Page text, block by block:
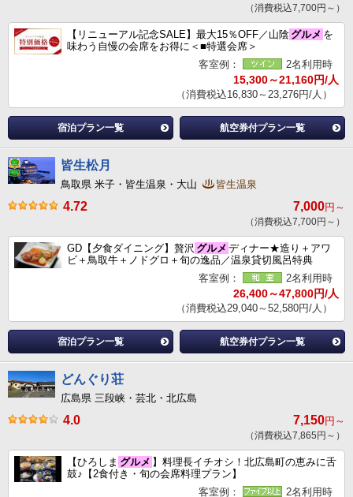
（消費税込7,700円～）
【リニューアル記念SALE】最大15％OFF／山陰 グルメ を
味わう自慢の会席をお得に＜■特選会席＞
客室例：
2名利用時
15,300～21,160円/人
（消費税込16,830～23,276円/人）
宿泊プラン一覧 航空券付プラン一覧
皆生松月
鳥取県 米子・皆生温泉・大山 皆生温泉
4.72 7,000円～
（消費税込7,700円～）
GD【夕食ダイニング】贅沢 グルメ ディナー★造り＋アワ
ビ＋鳥取牛＋ノドグロ＋旬の逸品／温泉貸切風呂特典
客室例：
2名利用時
26,400～47,800円/人
（消費税込29,040～52,580円/人）
宿泊プラン一覧 航空券付プラン一覧
どんぐり荘
広島県 三段峡・芸北・北広島
4.0 7,150円～
（消費税込7,865円～）
【ひろしま グルメ 】料理長イチオシ！北広島町の恵みに舌
鼓♪【2食付き・旬の会席料理プラン】
客室例：
2名利用時